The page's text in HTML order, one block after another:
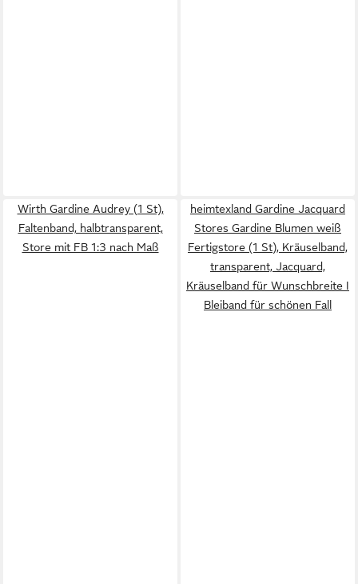
Wirth Gardine Audrey (1 St),
Faltenband, halbtransparent,
Store mit FB 1:3 nach Maß
heimtexland Gardine Jacquard
Stores Gardine Blumen weiß
Fertigstore (1 St), Kräuselband,
transparent, Jacquard,
Kräuselband für Wunschbreite I
Bleiband für schönen Fall